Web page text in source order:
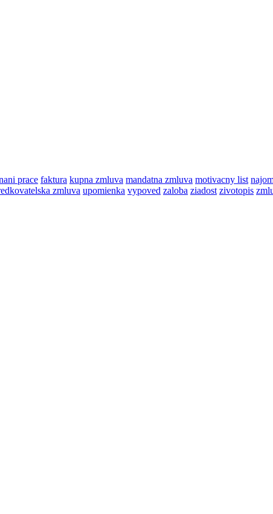
prace faktura kupna zmluva mandatna zmluva motivacny list
zmluva upomienka vypoved zaloba ziadost zivotopis